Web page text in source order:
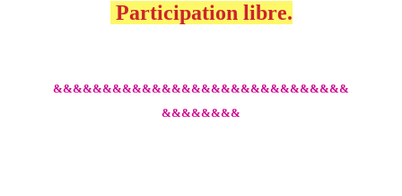
Participation libre.
&&&&&&&&&&&&&&&&&&&&&&&&&&&&&&
&&&&&&&&